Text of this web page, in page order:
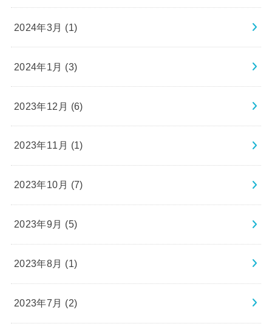
2024年3月 (1)
2024年1月 (3)
2023年12月 (6)
2023年11月 (1)
2023年10月 (7)
2023年9月 (5)
2023年8月 (1)
2023年7月 (2)